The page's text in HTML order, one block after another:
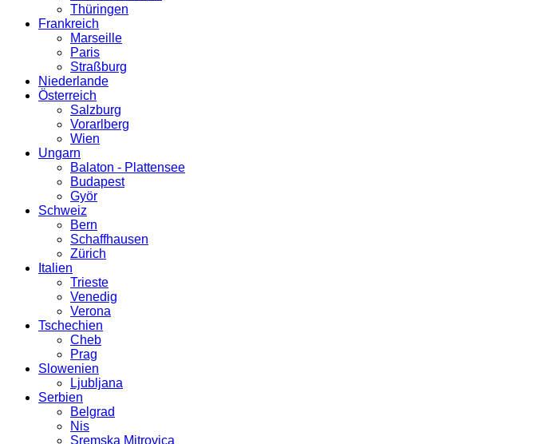
Thüringen
Frankreich
Marseille
Paris
Straßburg
Niederlande
Österreich
Salzburg
Vorarlberg
Wien
Ungarn
Balaton - Plattensee
Budapest
Györ
Schweiz
Bern
Schaffhausen
Zürich
Italien
Trieste
Venedig
Verona
Tschechien
Cheb
Prag
Slowenien
Ljubljana
Serbien
Belgrad
Nis
Sremska Mitrovica